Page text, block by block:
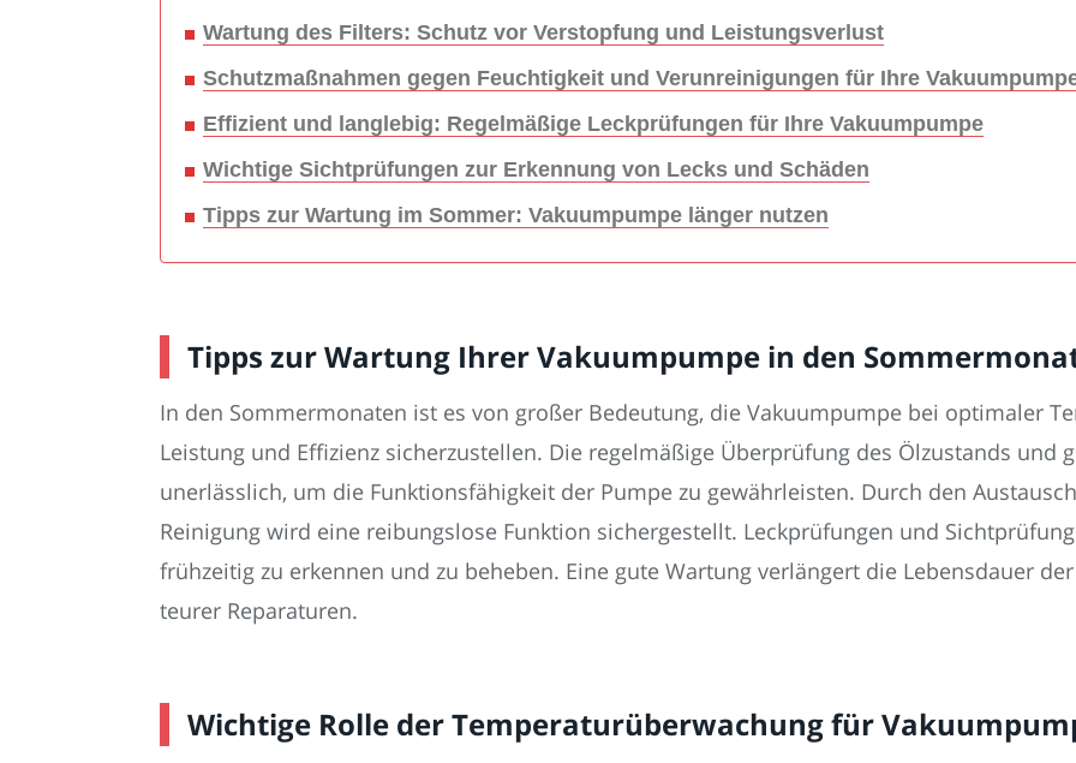
Wartung des Filters: Schutz vor Verstopfung und Leistungsverlust
Schutzmaßnahmen gegen Feuchtigkeit und Verunreinigungen für Ihre
Effizient und langlebig: Regelmäßige Leckprüfungen für Ihre Vakuumpumpe
Wichtige Sichtprüfungen zur Erkennung von Lecks und Schäden
Tipps zur Wartung im Sommer: Vakuumpumpe länger nutzen
Tipps zur Wartung Ihrer Vakuumpumpe in den
In den Sommermonaten ist es von großer Bedeutung, die Vakuumpumpe bei optimaler
Leistung und Effizienz sicherzustellen. Die regelmäßige Überprüfung des Ölzustands und
unerlässlich, um die Funktionsfähigkeit der Pumpe zu gewährleisten. Durch den
Reinigung wird eine reibungslose Funktion sichergestellt. Leckprüfungen und
frühzeitig zu erkennen und zu beheben. Eine gute Wartung verlängert die Lebensdauer
teurer Reparaturen.
Wichtige Rolle der Temperaturüberwachung für